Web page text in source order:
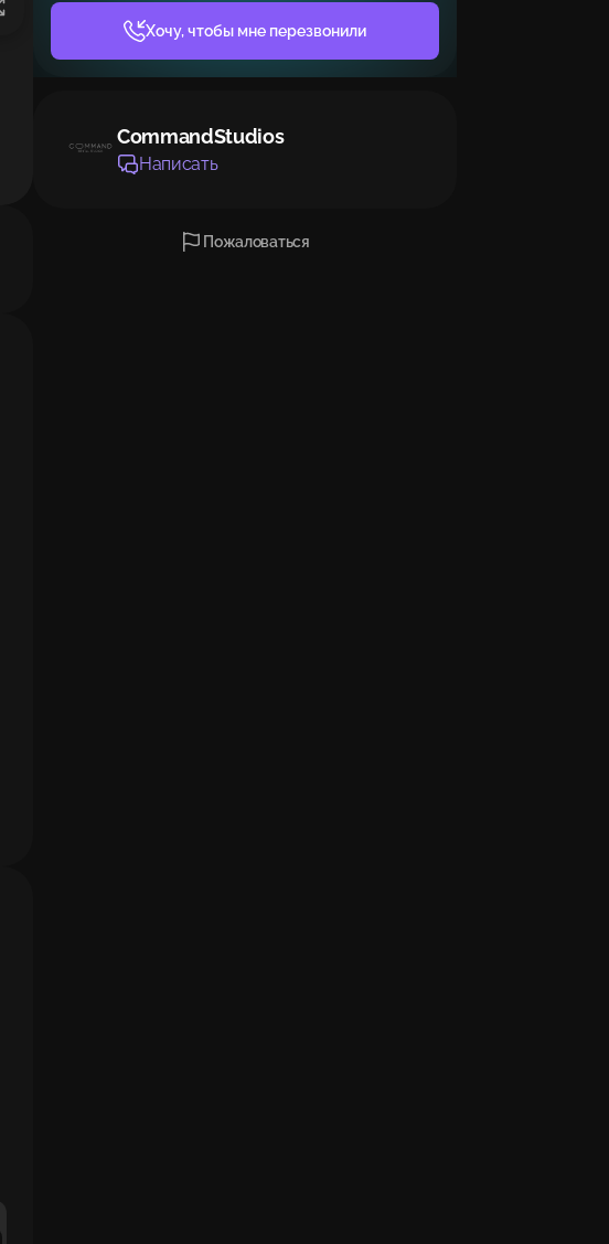
Хочу, чтобы мне перезвонили
CommandStudios
Написать
Пожаловаться